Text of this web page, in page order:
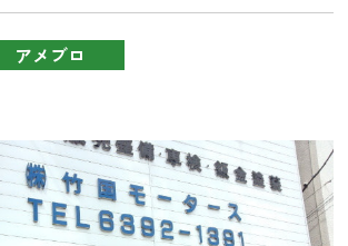
アメブロ